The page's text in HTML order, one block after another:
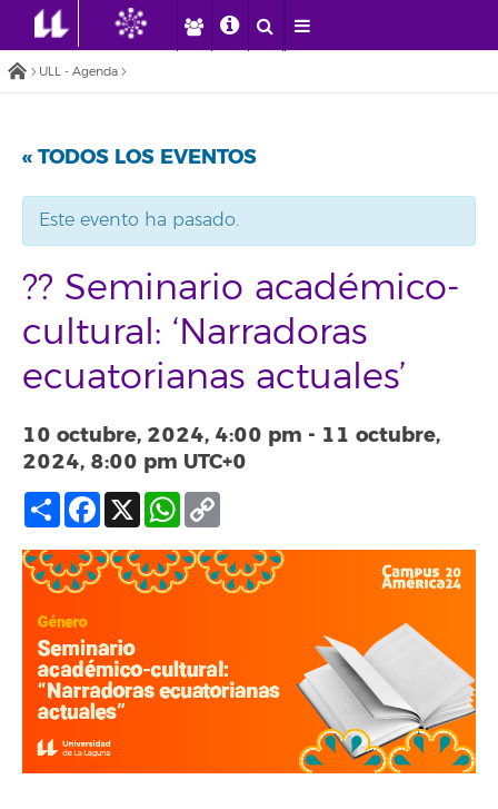
ULL - Agenda
« TODOS LOS EVENTOS
Este evento ha pasado.
?? Seminario académico-
cultural: ‘Narradoras
ecuatorianas actuales’
10 octubre, 2024, 4:00 pm - 11 octubre,
2024, 8:00 pm UTC+0
Compartir
Facebook
X WhatsApp